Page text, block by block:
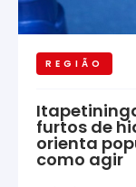
REGIÃO
furtos de
orienta
como agir